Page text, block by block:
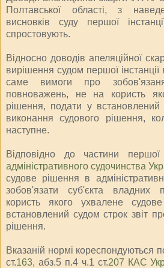
Полтавської області, з
висновків суду першої
спростовують.
Відносно доводів апеляційної
вирішення судом першої інстанції
саме вимоги про
повноважень, не на користь
рішення, подати у встановлений
виконання судового рішення,
наступне.
Відповідно до частини першої
адміністративного судочинства
судове рішення в
зобов'язати суб'єкта
користь якого ухвалене
встановлений судом строк звіт
рішення.
Вказаній нормі кореспондуються
ст.163, абз.5 п.4 ч.1 ст.207 КАС